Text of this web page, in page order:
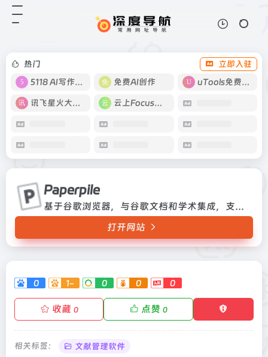
热门
立即入驻
5118 AI写作工具
免费AI创作 uTools免费工具箱
讯飞星火大模型 云上Focus接码
Paperpile
基于谷歌浏览器，与谷歌文档和学术集成，支持协作
打开网站
0 1- 0 0 0
收藏 0 点赞 0
相关标签： 文献管理软件